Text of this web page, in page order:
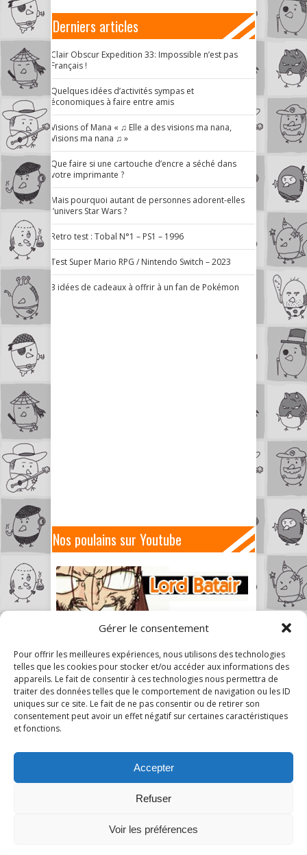
Gérer le consentement
Pour offrir les meilleures expériences, nous utilisons des technologies
telles que les cookies pour stocker et/ou accéder aux informations des
appareils. Le fait de consentir à ces technologies nous permettra de
traiter des données telles que le comportement de navigation ou les ID
uniques sur ce site. Le fait de ne pas consentir ou de retirer son
consentement peut avoir un effet négatif sur certaines caractéristiques
et fonctions.
Accepter
Refuser
Voir les préférences
Derniers articles
Clair Obscur Expedition 33: Impossible n’est pas
Français !
Quelques idées d’activités sympas et
économiques à faire entre amis
Visions of Mana « ♫ Elle a des visions ma nana,
Visions ma nana ♫ »
Que faire si une cartouche d’encre a séché dans
votre imprimante ?
Mais pourquoi autant de personnes adorent-elles
l’univers Star Wars ?
Retro test : Tobal N°1 – PS1 – 1996
Test Super Mario RPG / Nintendo Switch – 2023
3 idées de cadeaux à offrir à un fan de Pokémon
Nos poulains sur Youtube